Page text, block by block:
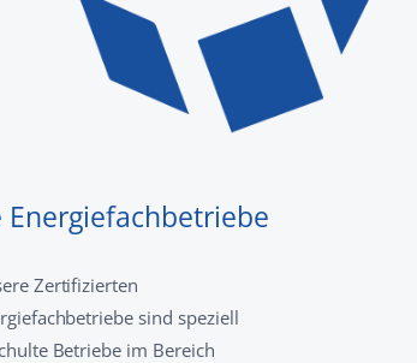
Zertifizierten
sind speziell
Betriebe im Bereich